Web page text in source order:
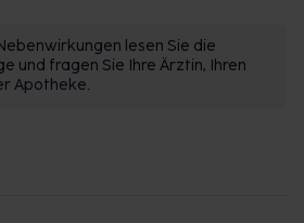
lesen Sie die
und fragen Sie Ihre Ärztin, Ihren
Apotheke.